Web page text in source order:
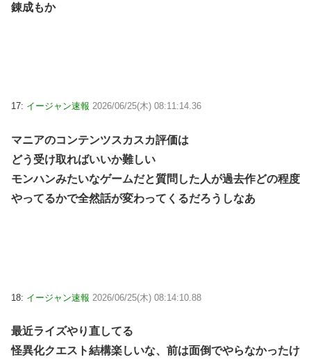
錬成もか
17: イージャン速報 2026/06/25(木) 08:11:14.36
マニアのコンテンツスカスカ評価は
どう受け取ればいいか難しい
モンハンみたいなゲームだと質問した人が過去作どの程度
やってるかで全然話が変わってくるだろうしなあ
18: イージャン速報 2026/06/25(木) 08:14:10.88
最近ライズやり直してる
怪異化クエスト結構楽しいな、前は面倒でやらなかったけ